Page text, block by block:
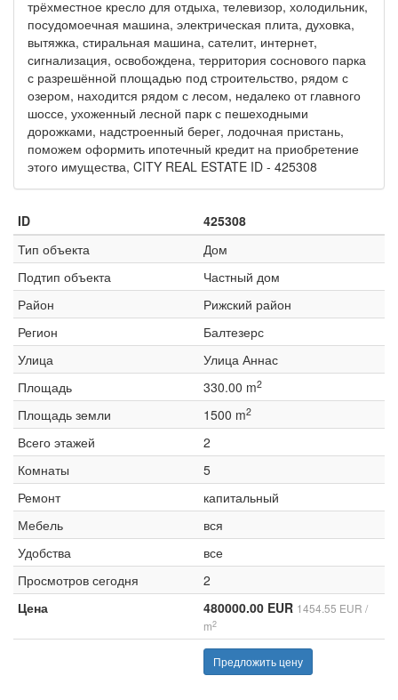
трёхместное кресло для отдыха, телевизор, холодильник,
посудомоечная машина, электрическая плита, духовка,
вытяжка, стиральная машина, сателит, интернет,
сигнализация, освобождена, территория соснового парка
с разрешённой площадью под строительство, рядом с
озером, находится рядом с лесом, недалеко от главного
шоссе, ухоженный лесной парк с пешеходными
дорожками, надстроенный берег, лодочная пристань,
поможем оформить ипотечный кредит на приобретение
этого имущества, CITY REAL ESTATE ID - 425308
ID
425308
Тип объекта
Дом
Подтип объекта
Частный дом
Район
Рижский район
Регион
Балтезерс
Улица
Улица Аннас
Площадь
330.00 m2
Площадь земли 1500 m2
Всего этажей
2
Комнаты
5
Ремонт
капитальный
Мебель
вся
Удобства
все
Просмотров сегодня
2
Цена
480000.00 EUR 1454.55 EUR /
m2
Предложить цену